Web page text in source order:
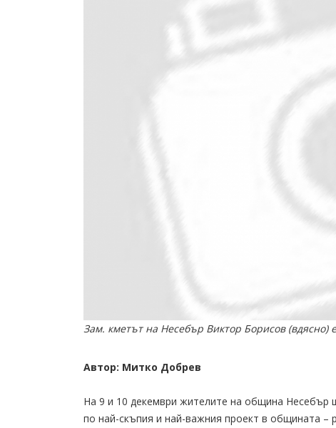
Зам. кметът на Несебър Виктор Борисов (вдясно)
Автор: Митко Добрев
На 9 и 10 декември жителите на община
по най-скъпия и най-важния проект в общината –